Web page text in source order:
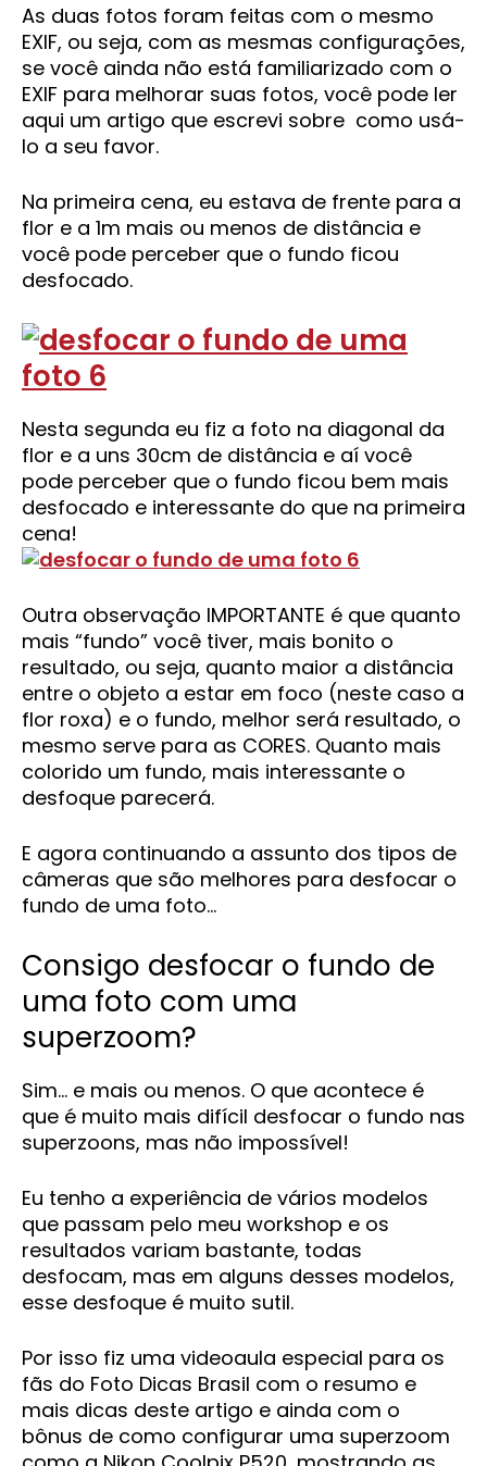
As duas fotos foram feitas com o mesmo
EXIF, ou seja, com as mesmas configurações,
se você ainda não está familiarizado com o
EXIF para melhorar suas fotos, você pode ler
aqui um artigo que escrevi sobre como usá-
lo a seu favor.
Na primeira cena, eu estava de frente para a
flor e a 1m mais ou menos de distância e
você pode perceber que o fundo ficou
desfocado.
Nesta segunda eu fiz a foto na diagonal da
flor e a uns 30cm de distância e aí você
pode perceber que o fundo ficou bem mais
desfocado e interessante do que na primeira
cena!
Outra observação IMPORTANTE é que quanto
mais “fundo” você tiver, mais bonito o
resultado, ou seja, quanto maior a distância
entre o objeto a estar em foco (neste caso a
flor roxa) e o fundo, melhor será resultado, o
mesmo serve para as CORES. Quanto mais
colorido um fundo, mais interessante o
desfoque parecerá.
E agora continuando a assunto dos tipos de
câmeras que são melhores para desfocar o
fundo de uma foto…
Consigo desfocar o fundo de
uma foto com uma
superzoom?
Sim… e mais ou menos. O que acontece é
que é muito mais difícil desfocar o fundo nas
superzoons, mas não impossível!
Eu tenho a experiência de vários modelos
que passam pelo meu workshop e os
resultados variam bastante, todas
desfocam, mas em alguns desses modelos,
esse desfoque é muito sutil.
Por isso fiz uma videoaula especial para os
fãs do Foto Dicas Brasil com o resumo e
mais dicas deste artigo e ainda com o
bônus de como configurar uma superzoom